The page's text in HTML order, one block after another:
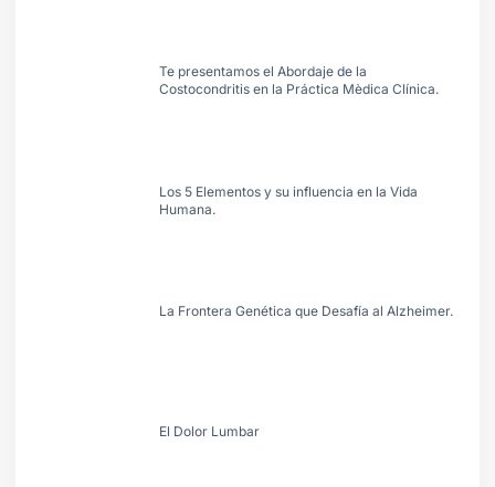
Te presentamos el Abordaje de la
Costocondritis en la Práctica Mèdica Clínica.
Los 5 Elementos y su influencia en la Vida
Humana.
La Frontera Genética que Desafía al Alzheimer.
El Dolor Lumbar